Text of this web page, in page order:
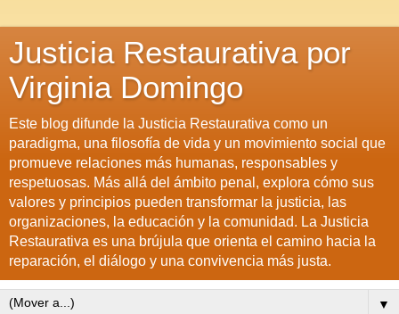
Justicia Restaurativa por
Virginia Domingo
Este blog difunde la Justicia Restaurativa como un
paradigma, una filosofía de vida y un movimiento social que
promueve relaciones más humanas, responsables y
respetuosas. Más allá del ámbito penal, explora cómo sus
valores y principios pueden transformar la justicia, las
organizaciones, la educación y la comunidad. La Justicia
Restaurativa es una brújula que orienta el camino hacia la
reparación, el diálogo y una convivencia más justa.
▼